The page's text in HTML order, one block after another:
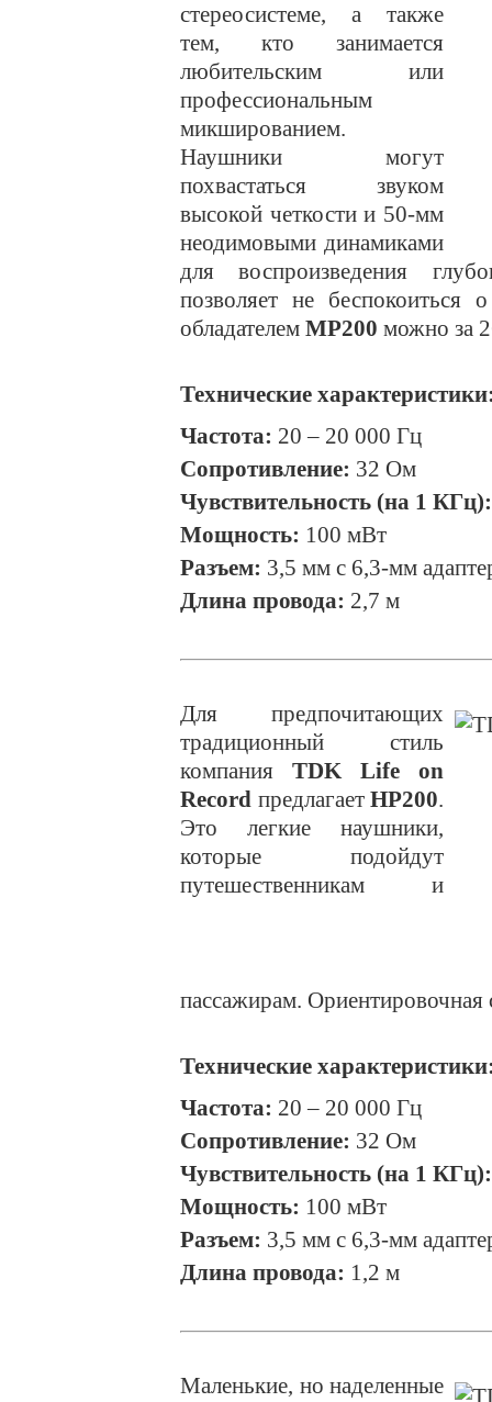
стереосистеме, а также
тем, кто занимается
любительским или
профессиональным
микшированием.
Наушники могут
похвастаться звуком
высокой четкости и 50-мм
неодимовыми динамиками
для воспроизведения
позволяет не
обладателем MP200 можно за
Технические
Частота: 20 – 20 000 Гц
Сопротивление: 32 Ом
Чувствительность (на 1 КГц):
Мощность: 100 мВт
Разъем: 3,5 мм с 6,3-мм
Длина провода: 2,7 м
Для предпочитающих
традиционный стиль
компания TDK Life on
Record предлагает HP200.
Это легкие наушники,
которые подойдут
путешественникам и
пассажирам.
Технические
Частота: 20 – 20 000 Гц
Сопротивление: 32 Ом
Чувствительность (на 1 КГц):
Мощность: 100 мВт
Разъем: 3,5 мм с 6,3-мм
Длина провода: 1,2 м
Маленькие, но наделенные